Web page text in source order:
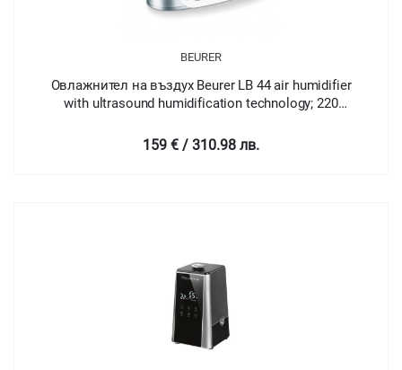
BEURER
Овлажнител на въздух Beurer LB 44 air humidifier
with ultrasound humidification technology; 220
159 € / 310.98 лв.